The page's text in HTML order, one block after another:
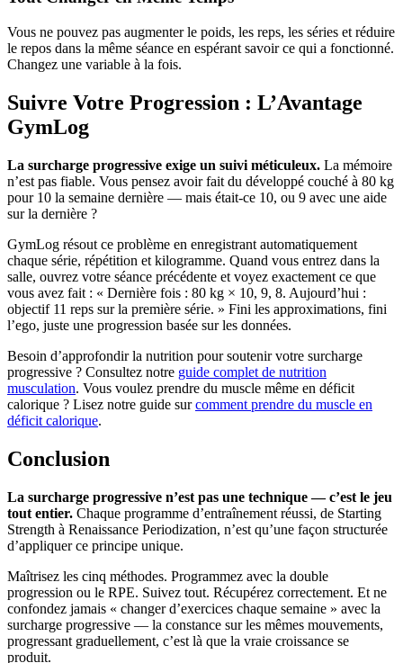
Vous ne pouvez pas augmenter le poids, les reps, les séries et réduire
le repos dans la même séance en espérant savoir ce qui a fonctionné.
Changez une variable à la fois.
Suivre Votre Progression : L’Avantage
GymLog
La surcharge progressive exige un suivi méticuleux. La mémoire
n’est pas fiable. Vous pensez avoir fait du développé couché à 80 kg
pour 10 la semaine dernière — mais était-ce 10, ou 9 avec une aide
sur la dernière ?
GymLog résout ce problème en enregistrant automatiquement
chaque série, répétition et kilogramme. Quand vous entrez dans la
salle, ouvrez votre séance précédente et voyez exactement ce que
vous avez fait : « Dernière fois : 80 kg × 10, 9, 8. Aujourd’hui :
objectif 11 reps sur la première série. » Fini les approximations, fini
l’ego, juste une progression basée sur les données.
Besoin d’approfondir la nutrition pour soutenir votre surcharge
progressive ? Consultez notre guide complet de nutrition
musculation. Vous voulez prendre du muscle même en déficit
calorique ? Lisez notre guide surcomment prendre du muscle en
déficit calorique.
Conclusion
La surcharge progressive n’est pas une technique — c’est le jeu
tout entier. Chaque programme d’entraînement réussi, de Starting
Strength à Renaissance Periodization, n’est qu’une façon structurée
d’appliquer ce principe unique.
Maîtrisez les cinq méthodes. Programmez avec la double
progression ou le RPE. Suivez tout. Récupérez correctement. Et ne
confondez jamais « changer d’exercices chaque semaine » avec la
surcharge progressive — la constance sur les mêmes mouvements,
progressant graduellement, c’est là que la vraie croissance se
produit.